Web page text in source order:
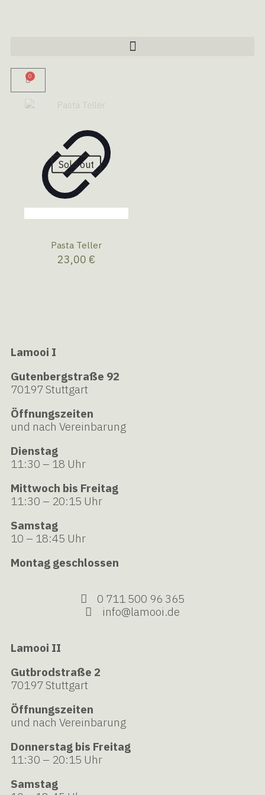
0
Sold out
Pasta Teller
23,00 €
Lamooi I
Gutenbergstraße 92
70197 Stuttgart
Öffnungszeiten
und nach Vereinbarung
Dienstag
11:30 – 18 Uhr
Mittwoch bis Freitag
11:30 – 20:15 Uhr
Samstag
10 – 18:45 Uhr
Montag geschlossen
0 711 500 96 365
info@lamooi.de
Lamooi II
Gutbrodstraße 2
70197 Stuttgart
Öffnungszeiten
und nach Vereinbarung
Donnerstag bis Freitag
11:30 – 20:15 Uhr
Samstag